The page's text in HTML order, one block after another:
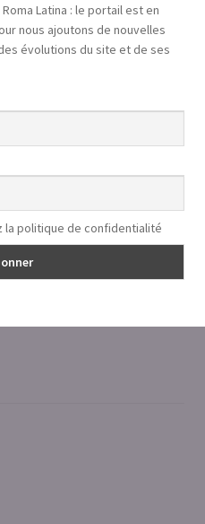
Latina : le portail est en
nous ajoutons de nouvelles
évolutions du site et de ses
la politique de confidentialité